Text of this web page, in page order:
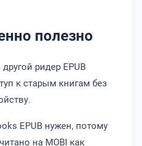
полезно
ридер EPUB
к старым книгам без
EPUB нужен, потому
на MOBI как